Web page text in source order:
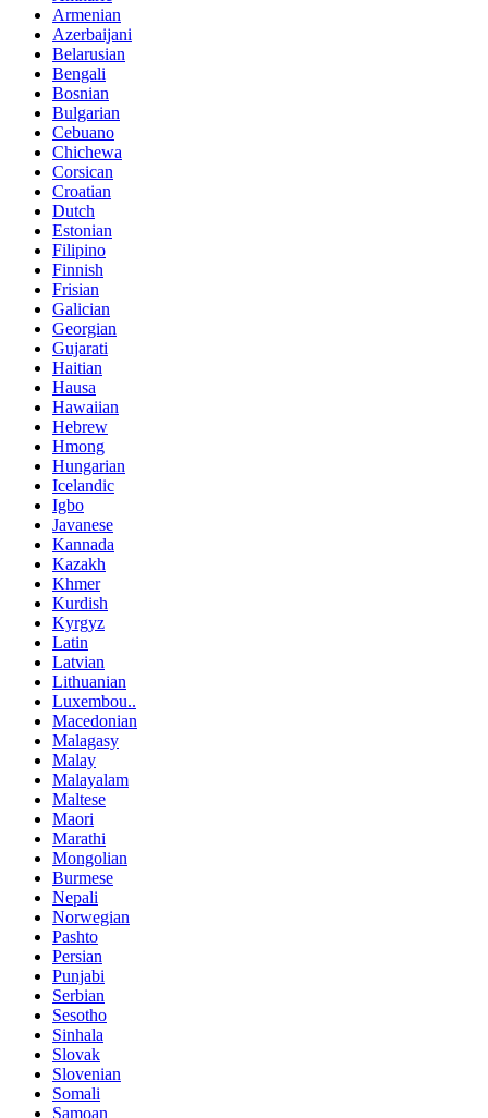
Armenian
Azerbaijani
Belarusian
Bengali
Bosnian
Bulgarian
Cebuano
Chichewa
Corsican
Croatian
Dutch
Estonian
Filipino
Finnish
Frisian
Galician
Georgian
Gujarati
Haitian
Hausa
Hawaiian
Hebrew
Hmong
Hungarian
Icelandic
Igbo
Javanese
Kannada
Kazakh
Khmer
Kurdish
Kyrgyz
Latin
Latvian
Lithuanian
Luxembou..
Macedonian
Malagasy
Malay
Malayalam
Maltese
Maori
Marathi
Mongolian
Burmese
Nepali
Norwegian
Pashto
Persian
Punjabi
Serbian
Sesotho
Sinhala
Slovak
Slovenian
Somali
Samoan